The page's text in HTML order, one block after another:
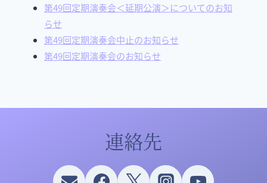
第49回定期演奏会＜延期公演＞についてのお知
らせ
第49回定期演奏会中止のお知らせ
第49回定期演奏会のお知らせ
連絡先